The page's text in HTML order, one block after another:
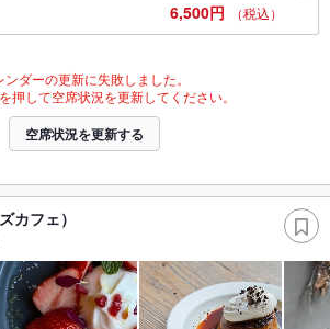
6,500円 （税込）
ンダーの更新に失敗しました。
押して空席状況を更新してください。
空席状況を更新する
カフェ）